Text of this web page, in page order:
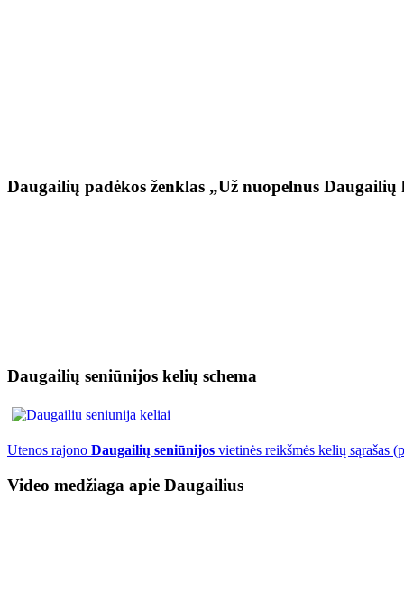
Daugailių padėkos ženklas „Už nuopelnus
Daugailių seniūnijos kelių schema
Utenos rajono Daugailių seniūnijos vietinės reikšmės kelių sąrašas
Video medžiaga apie Daugailius